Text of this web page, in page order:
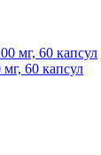
60 капсул